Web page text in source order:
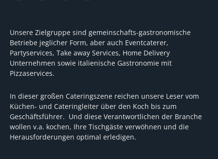
Unsere Zielgruppe sind gemeinschafts-gastronomische
Betriebe jeglicher Form, aber auch Eventcaterer,
Partyservices, Take away Services, Home Delivery
Unternehmen sowie italienische Gastronomie mit
Pizzaservices.
In dieser großen Cateringszene reichen unsere Leser vom
Küchen- und Cateringleiter über den Koch bis zum
Geschäftsführer. Und diese Verantwortlichen der Branche
wollen v.a. kochen, Ihre Tischgäste verwöhnen und die
Herausforderungen optimal erledigen.